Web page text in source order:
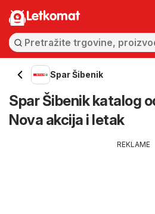
Letkomat
Spar Šibenik
Spar Šibenik katalog
Nova akcija i letak
REKLAME